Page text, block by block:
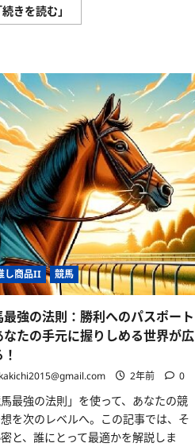
続きを読む」
イ
こ
う
使
う！
に
つ
い
て
さ
ら
に
読
む
し商品II 競馬
最強の法則：勝利へのパスポート
なたの手元に握りしめる世界が広
2年前 0
馬最強の法則」を使って、あなたの競
を次のレベルへ。この記事では、そ
と、誰にとって最適かを解説しま